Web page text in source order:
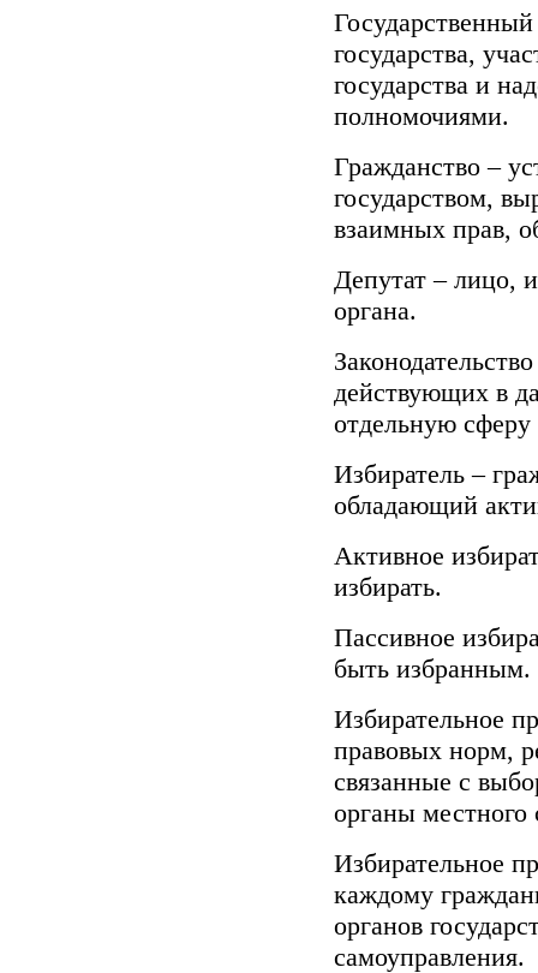
государства,
государства и
полномочиями.
Гражданство –
государством,
взаимных прав,
Депутат – лицо,
органа.
действующих в
отдельную
Избиратель –
обладающий
Активное
избирать.
Пассивное
быть избранным.
Избирательное
правовых норм,
связанные с
органы местного
Избирательное
каждому
органов
самоуправления.